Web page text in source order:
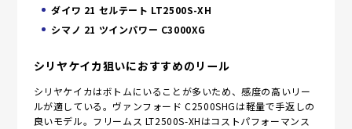
ダイワ 21 セルテート LT2500S-XH
シマノ 21 ツインパワー C3000XG
シリヤケイカ狙いにおすすめのリール
シリヤケイカはボトムにいることが多いため、感度の高いリー
ルが適している。ヴァンフォード C2500SHGは軽量で手返しの
良いモデル。フリームス LT2500S-XHはコストパフォーマンス